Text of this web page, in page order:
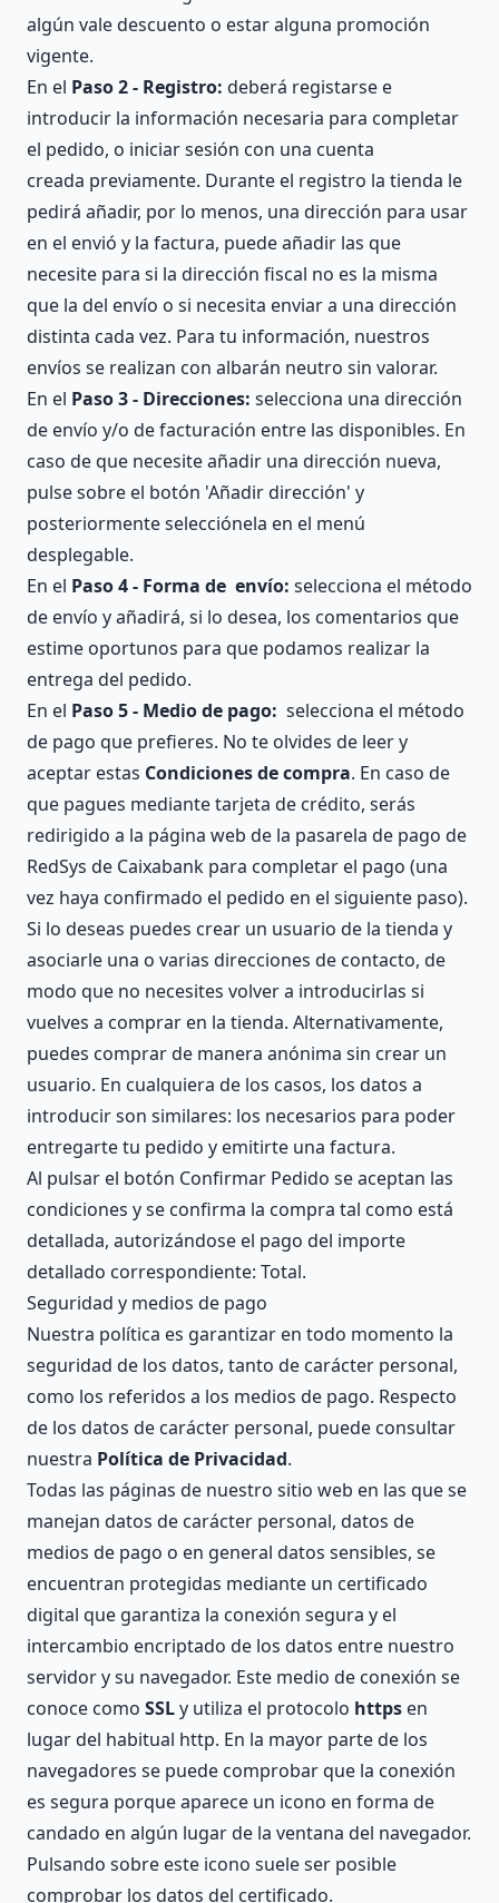
algún vale descuento o estar alguna promoción
vigente.
En el Paso 2 - Registro: deberá registarse e
introducir la información necesaria para completar
el pedido, o iniciar sesión con una cuenta
creada previamente. Durante el registro la tienda le
pedirá añadir, por lo menos, una dirección para usar
en el envió y la factura, puede añadir las que
necesite para si la dirección fiscal no es la misma
que la del envío o si necesita enviar a una dirección
distinta cada vez. Para tu información, nuestros
envíos se realizan con albarán neutro sin valorar.
En el Paso 3 - Direcciones: selecciona una dirección
de envío y/o de facturación entre las disponibles. En
caso de que necesite añadir una dirección nueva,
pulse sobre el botón 'Añadir dirección' y
posteriormente selecciónela en el menú
desplegable.
En el Paso 4 - Forma de envío: selecciona el método
de envío y añadirá, si lo desea, los comentarios que
estime oportunos para que podamos realizar la
entrega del pedido.
En el Paso 5 - Medio de pago: selecciona el método
de pago que prefieres. No te olvides de leer y
aceptar estas Condiciones de compra. En caso de
que pagues mediante tarjeta de crédito, serás
redirigido a la página web de la pasarela de pago de
RedSys de Caixabank para completar el pago (una
vez haya confirmado el pedido en el siguiente paso).
Si lo deseas puedes crear un usuario de la tienda y
asociarle una o varias direcciones de contacto, de
modo que no necesites volver a introducirlas si
vuelves a comprar en la tienda. Alternativamente,
puedes comprar de manera anónima sin crear un
usuario. En cualquiera de los casos, los datos a
introducir son similares: los necesarios para poder
entregarte tu pedido y emitirte una factura.
Al pulsar el botón Confirmar Pedido se aceptan las
condiciones y se confirma la compra tal como está
detallada, autorizándose el pago del importe
detallado correspondiente: Total.
Seguridad y medios de pago
Nuestra política es garantizar en todo momento la
seguridad de los datos, tanto de carácter personal,
como los referidos a los medios de pago. Respecto
de los datos de carácter personal, puede consultar
nuestra Política de Privacidad.
Todas las páginas de nuestro sitio web en las que se
manejan datos de carácter personal, datos de
medios de pago o en general datos sensibles, se
encuentran protegidas mediante un certificado
digital que garantiza la conexión segura y el
intercambio encriptado de los datos entre nuestro
servidor y su navegador. Este medio de conexión se
conoce como SSLy utiliza el protocolo https en
lugar del habitual http. En la mayor parte de los
navegadores se puede comprobar que la conexión
es segura porque aparece un icono en forma de
candado en algún lugar de la ventana del navegador.
Pulsando sobre este icono suele ser posible
comprobar los datos del certificado.